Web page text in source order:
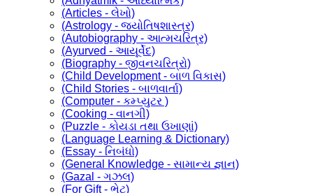
(Articles - લેખો)
(Astrology - જ્યોતિષશાસ્ત્ર)
(Autobiography - આત્મચરિત્ર)
(Ayurved - આયૂર્વેદ)
(Biography - જીવનચરિત્રો)
(Child Development - બાળ વિકાસ)
(Child Stories - બાળવાર્તા)
(Computer - કમ્પ્યુટર )
(Cooking - વાનગી)
(Puzzle - કોયડા તથા ઉખાણાં)
(Language Learning & Dictionary)
(Essay - નિબંધો)
(General Knowledge - સામાન્ય જ્ઞાન)
(Gazal - ગઝલ)
(For Gift - ભેટ)